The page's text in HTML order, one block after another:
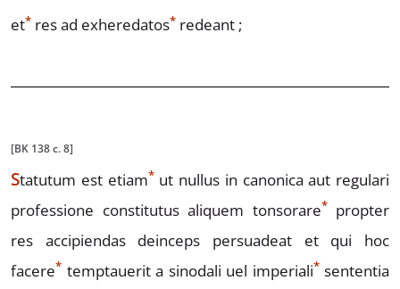
et* res ad exheredatos* redeant ;
[BK 138 c. 8]
Statutum est etiam*ut nullus in canonica aut regulari
professione constitutus aliquem tonsorare*propter
res accipiendas deinceps persuadeat et qui hoc
facere* temptauerit a sinodali uel imperiali*sententia